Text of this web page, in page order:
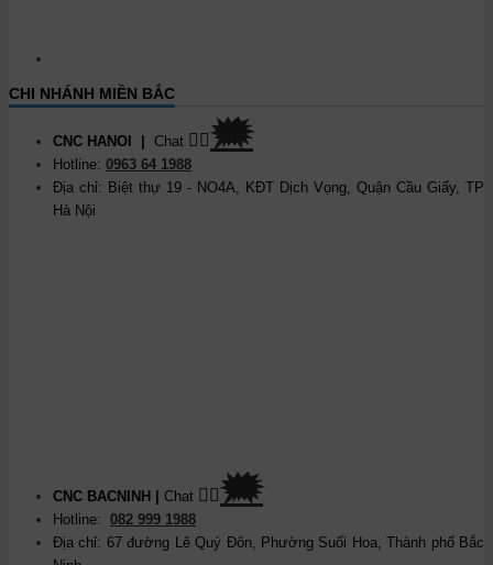
CHI NHÁNH MIỀN BẮC
CNC HANOI | Chat 👉🏽🗯
Hotline: 0963 64 1988
Địa chỉ: Biệt thự 19 - NO4A, KĐT Dịch Vọng, Quận Cầu Giấy, TP
Hà Nội
CNC BACNINH | Chat 👉🏽🗯
Hotline: 082 999 1988
Địa chỉ: 67 đường Lê Quý Đôn, Phường Suối Hoa, Thành phố Bắc